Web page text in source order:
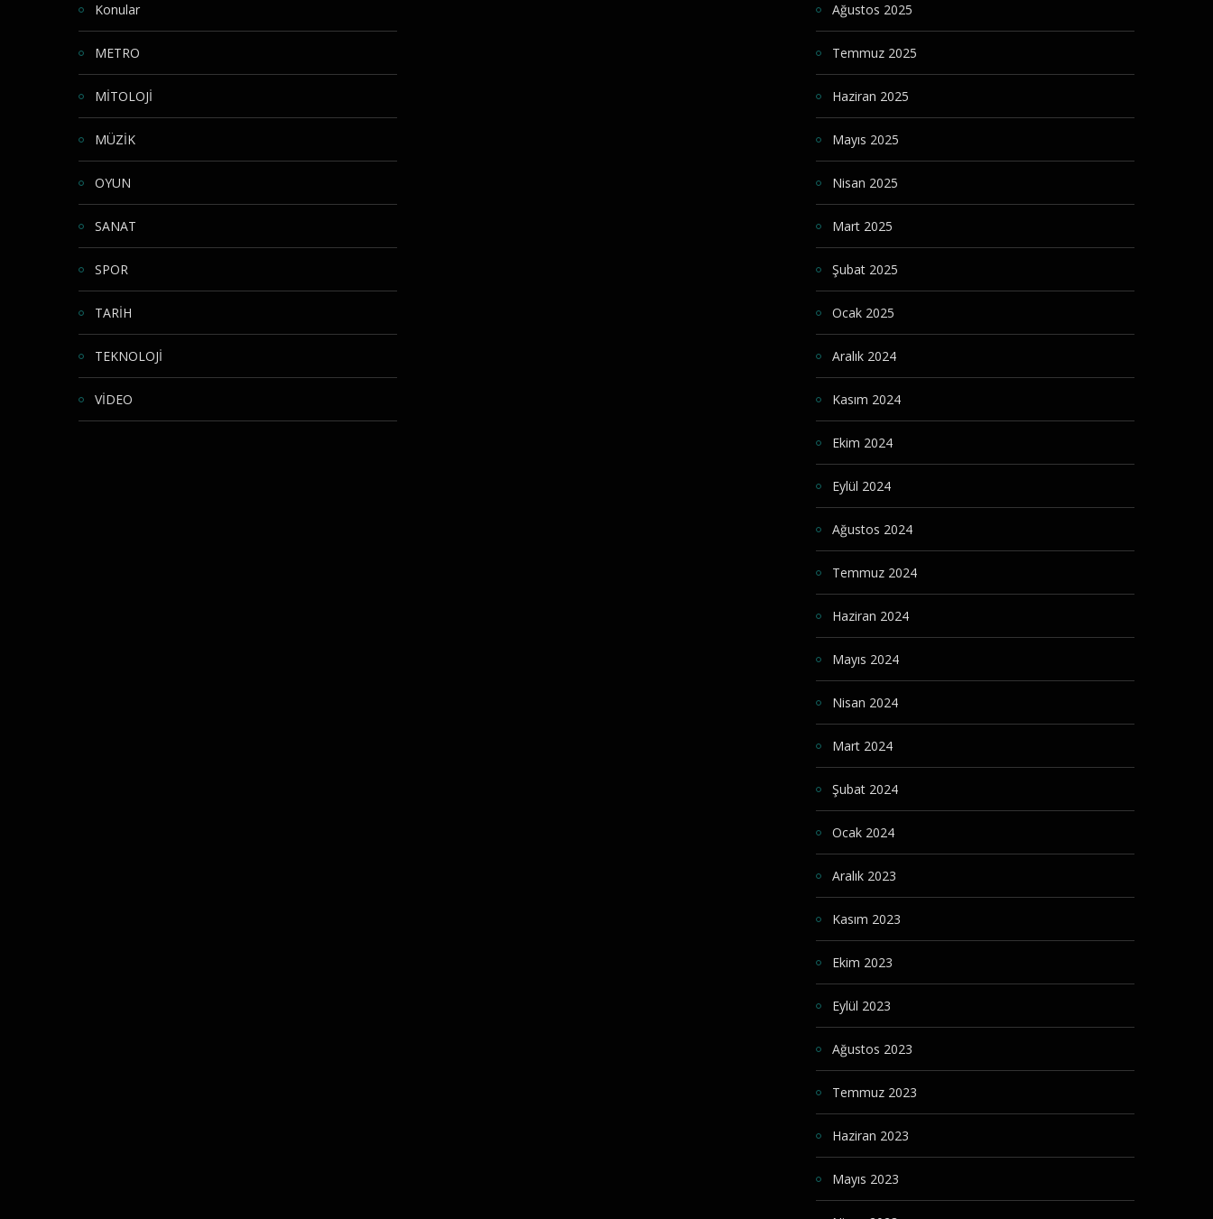
Konular
METRO
MİTOLOJİ
MÜZİK
OYUN
SANAT
SPOR
TARİH
TEKNOLOJİ
VİDEO
Ağustos 2025
Temmuz 2025
Haziran 2025
Mayıs 2025
Nisan 2025
Mart 2025
Şubat 2025
Ocak 2025
Aralık 2024
Kasım 2024
Ekim 2024
Eylül 2024
Ağustos 2024
Temmuz 2024
Haziran 2024
Mayıs 2024
Nisan 2024
Mart 2024
Şubat 2024
Ocak 2024
Aralık 2023
Kasım 2023
Ekim 2023
Eylül 2023
Ağustos 2023
Temmuz 2023
Haziran 2023
Mayıs 2023